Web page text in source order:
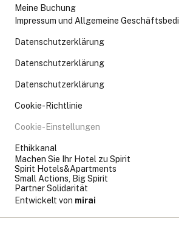
Meine Buchung
Impressum und Allgemeine
Datenschutzerklärung
Datenschutzerklärung
Datenschutzerklärung
Cookie-Richtlinie
Cookie-Einstellungen
Ethikkanal
Machen Sie Ihr Hotel zu Spirit
Spirit Hotels&Apartments
Small Actions, Big Spirit
Partner Solidarität
Entwickelt von mirai